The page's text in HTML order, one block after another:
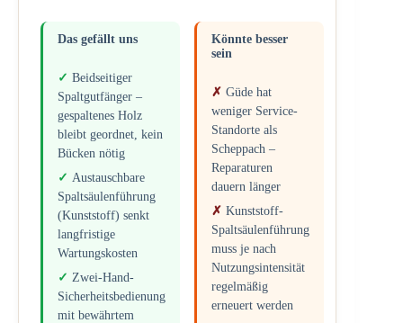
Das gefällt uns
Beidseitiger
Spaltgutfänger –
gespaltenes Holz
bleibt geordnet, kein
Bücken nötig
Austauschbare
Spaltsäulenführung
(Kunststoff) senkt
langfristige
Wartungskosten
Zwei-Hand-
Sicherheitsbedienung
mit bewährtem
Könnte besser
sein
Güde hat
weniger Service-
Standorte als
Scheppach –
Reparaturen
dauern länger
Kunststoff-
Spaltsäulenführung
muss je nach
Nutzungsintensität
regelmäßig
erneuert werden